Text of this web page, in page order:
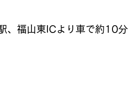
、福山東ICより車で約10分